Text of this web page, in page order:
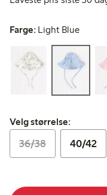
Farge: Light Blue
Velg størrelse:
Velg størrelse:
36/38 40/42